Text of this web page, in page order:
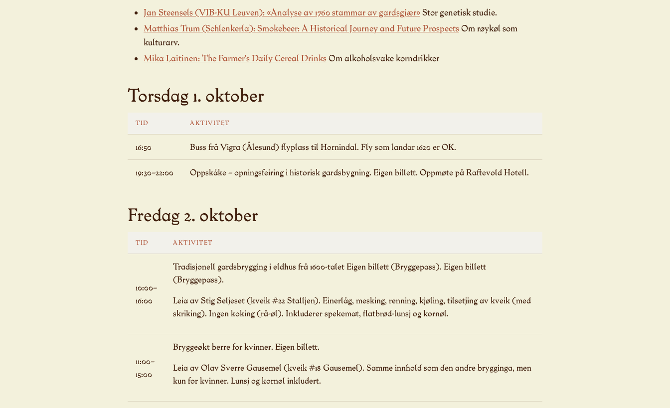
Jan Steensels (VIB-KU Leuven): «Analyse av 1760 stammar av gardsgjær»Stor genetisk studie.
Matthias Trum (Schlenkerla): Smokebeer: A Historical Journey and Future ProspectsOm røykøl som
kulturarv.
Mika Laitinen: The Farmer's Daily Cereal DrinksOm alkoholsvake korndrikker
Torsdag 1. oktober
TID AKTIVITET
16:50 Buss frå Vigra (Ålesund) flyplass til Hornindal. Fly som landar 1620 er OK.
19:30–22:00 Oppskåke – opningsfeiring i historisk gardsbygning. Eigen billett. Oppmøte på Raftevold Hotell.
Fredag 2. oktober
TID AKTIVITET
10:00–
16:00
Tradisjonell gardsbrygging i eldhus frå 1600-talet Eigen billett (Bryggepass). Eigen billett
(Bryggepass).
Leia av Stig Seljeset (kveik #22 Stalljen). Einerlåg, mesking, renning, kjøling, tilsetjing av kveik (med
skriking). Ingen koking (rå-øl). Inkluderer spekemat, flatbrød-lunsj og kornøl.
11:00–
15:00
Bryggeøkt berre for kvinner. Eigen billett.
Leia av Olav Sverre Gausemel (kveik #18 Gausemel). Samme innhold som den andre brygginga, men
kun for kvinner. Lunsj og kornøl inkludert.